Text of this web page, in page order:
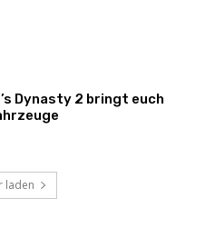
Dynasty 2 bringt euch
laden